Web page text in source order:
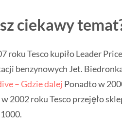
ciekawy
roku Tesco kupiło Leader
benzynowych Jet.
– Gdzie dalej Ponadto w
2002 roku Tesco przejęło